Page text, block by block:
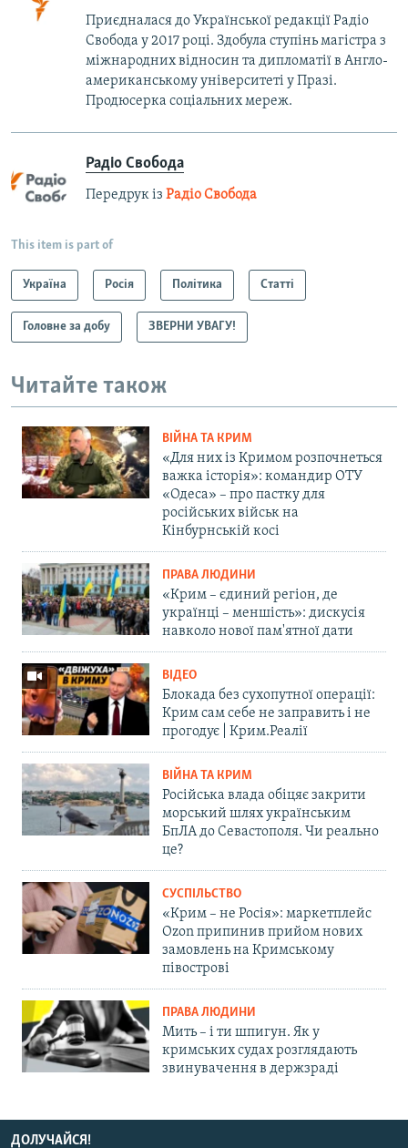
Приєдналася до Української редакції Радіо
Свобода у 2017 році. Здобула ступінь магістра з
міжнародних відносин та дипломатії в Англо-
американському університеті у Празі.
Продюсерка соціальних мереж.
Радіо Свобода
Передрук із Радіо Свобода
This item is part of
Україна Росія Політика Статті
Головне за добу ЗВЕРНИ УВАГУ!
Читайте також
ВІЙНА ТА КРИМ
«Для них із Кримом розпочнеться
важка історія»: командир ОТУ
«Одеса» – про пастку для
російських військ на
Кінбурнській косі
ПРАВА ЛЮДИНИ
«Крим – єдиний регіон, де
українці – меншість»: дискусія
навколо нової пам'ятної дати
ВІДЕО
Блокада без сухопутної операції:
Крим сам себе не заправить і не
прогодує | Крим.Реалії
ВІЙНА ТА КРИМ
Російська влада обіцяє закрити
морський шлях українським
БпЛА до Севастополя. Чи реально
це?
СУСПІЛЬСТВО
«Крим – не Росія»: маркетплейс
Ozon припинив прийом нових
замовлень на Кримському
півострові
ПРАВА ЛЮДИНИ
Мить – і ти шпигун. Як у
кримських судах розглядають
звинувачення в держзраді
ДОЛУЧАЙСЯ!